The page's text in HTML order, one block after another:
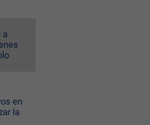
a
en
la